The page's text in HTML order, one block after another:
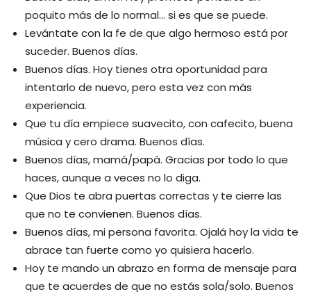
poquito más de lo normal… si es que se puede.
Levántate con la fe de que algo hermoso está por
suceder. Buenos días.
Buenos días. Hoy tienes otra oportunidad para
intentarlo de nuevo, pero esta vez con más
experiencia.
Que tu día empiece suavecito, con cafecito, buena
música y cero drama. Buenos días.
Buenos días, mamá/papá. Gracias por todo lo que
haces, aunque a veces no lo diga.
Que Dios te abra puertas correctas y te cierre las
que no te convienen. Buenos días.
Buenos días, mi persona favorita. Ojalá hoy la vida te
abrace tan fuerte como yo quisiera hacerlo.
Hoy te mando un abrazo en forma de mensaje para
que te acuerdes de que no estás sola/solo. Buenos